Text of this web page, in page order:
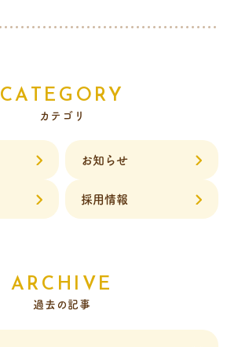
CATEGORY
カテゴリ
お知らせ
採用情報
ARCHIVE
過去の記事